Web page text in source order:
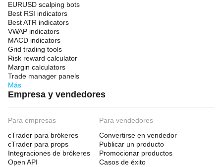
EURUSD scalping bots
Best RSI indicators
Best ATR indicators
VWAP indicators
MACD indicators
Grid trading tools
Risk reward calculator
Margin calculators
Trade manager panels
Más
Empresa y vendedores
Para empresas
cTrader para brókeres
cTrader para props
Integraciones de brókeres
Open API
Para vendedores
Convertirse en vendedor
Publicar un producto
Promocionar productos
Casos de éxito